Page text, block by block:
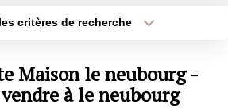
AGENCE
critères de recherche
Budget max
Maison le neubourg -
à le neubourg